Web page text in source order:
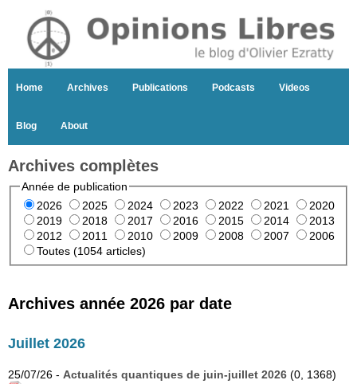
Home Archives Publications Podcasts Videos
Blog About
Archives complètes
Année de publication
2026
2025 2024 2023 2022 2021
2020
2019
2018 2017 2016 2015 2014
2013
2012
2011 2010 2009 2008 2007
2006
Toutes (1054 articles)
Archives année 2026 par date
Juillet 2026
25/07/26 - Actualités quantiques de juin-juillet 2026 (0, 1368)